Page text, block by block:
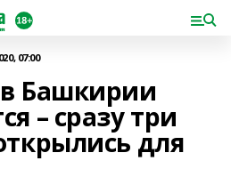
07:00
Башкирии
– сразу три
для